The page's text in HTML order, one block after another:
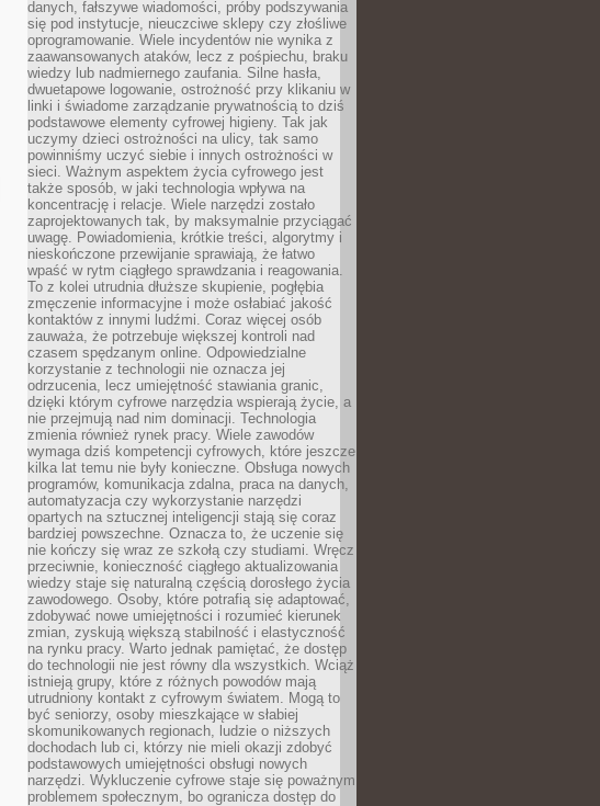
danych, fałszywe wiadomości, próby podszywania
się pod instytucje, nieuczciwe sklepy czy złośliwe
oprogramowanie. Wiele incydentów nie wynika z
zaawansowanych ataków, lecz z pośpiechu, braku
wiedzy lub nadmiernego zaufania. Silne hasła,
dwuetapowe logowanie, ostrożność przy klikaniu w
linki i świadome zarządzanie prywatnością to dziś
podstawowe elementy cyfrowej higieny. Tak jak
uczymy dzieci ostrożności na ulicy, tak samo
powinniśmy uczyć siebie i innych ostrożności w
sieci. Ważnym aspektem życia cyfrowego jest
także sposób, w jaki technologia wpływa na
koncentrację i relacje. Wiele narzędzi zostało
zaprojektowanych tak, by maksymalnie przyciągać
uwagę. Powiadomienia, krótkie treści, algorytmy i
nieskończone przewijanie sprawiają, że łatwo
wpaść w rytm ciągłego sprawdzania i reagowania.
To z kolei utrudnia dłuższe skupienie, pogłębia
zmęczenie informacyjne i może osłabiać jakość
kontaktów z innymi ludźmi. Coraz więcej osób
zauważa, że potrzebuje większej kontroli nad
czasem spędzanym online. Odpowiedzialne
korzystanie z technologii nie oznacza jej
odrzucenia, lecz umiejętność stawiania granic,
dzięki którym cyfrowe narzędzia wspierają życie, a
nie przejmują nad nim dominacji. Technologia
zmienia również rynek pracy. Wiele zawodów
wymaga dziś kompetencji cyfrowych, które jeszcze
kilka lat temu nie były konieczne. Obsługa nowych
programów, komunikacja zdalna, praca na danych,
automatyzacja czy wykorzystanie narzędzi
opartych na sztucznej inteligencji stają się coraz
bardziej powszechne. Oznacza to, że uczenie się
nie kończy się wraz ze szkołą czy studiami. Wręcz
przeciwnie, konieczność ciągłego aktualizowania
wiedzy staje się naturalną częścią dorosłego życia
zawodowego. Osoby, które potrafią się adaptować,
zdobywać nowe umiejętności i rozumieć kierunek
zmian, zyskują większą stabilność i elastyczność
na rynku pracy. Warto jednak pamiętać, że dostęp
do technologii nie jest równy dla wszystkich. Wciąż
istnieją grupy, które z różnych powodów mają
utrudniony kontakt z cyfrowym światem. Mogą to
być seniorzy, osoby mieszkające w słabiej
skomunikowanych regionach, ludzie o niższych
dochodach lub ci, którzy nie mieli okazji zdobyć
podstawowych umiejętności obsługi nowych
narzędzi. Wykluczenie cyfrowe staje się poważnym
problemem społecznym, bo ogranicza dostęp do